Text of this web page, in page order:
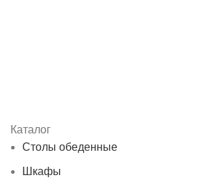
Каталог
Столы обеденные
Шкафы